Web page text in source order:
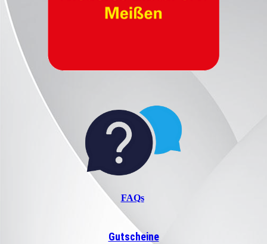
FAQs
Gutscheine